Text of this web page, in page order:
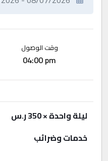
وقت الوصول
04:00 pm
ليلة واحدة× 350 ر.س
خدمات وضرائب